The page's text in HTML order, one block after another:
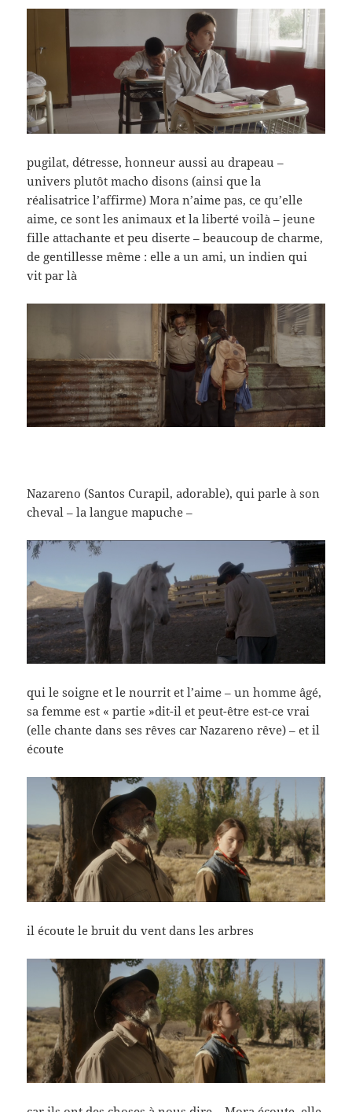
pugilat, détresse, honneur aussi au drapeau –
univers plutôt macho disons (ainsi que la
réalisatrice l’affirme) Mora n’aime pas, ce qu’elle
aime, ce sont les animaux et la liberté voilà – jeune
fille attachante et peu diserte – beaucoup de charme,
de gentillesse même : elle a un ami, un indien qui
vit par là
Nazareno (Santos Curapil, adorable), qui parle à son
cheval – la langue mapuche –
qui le soigne et le nourrit et l’aime – un homme âgé,
sa femme est « partie »dit-il et peut-être est-ce vrai
(elle chante dans ses rêves car Nazareno rêve) – et il
écoute
il écoute le bruit du vent dans les arbres